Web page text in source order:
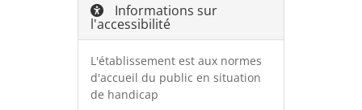
Informations sur
l'accessibilité
L'établissement est aux normes
d'accueil du public en situation
de handicap